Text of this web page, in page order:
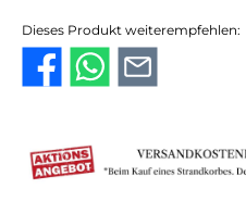
Dieses Produkt weiterempfehlen: